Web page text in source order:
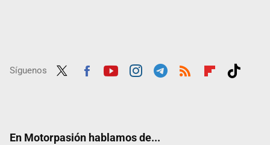
Síguenos
En Motorpasión hablamos de...